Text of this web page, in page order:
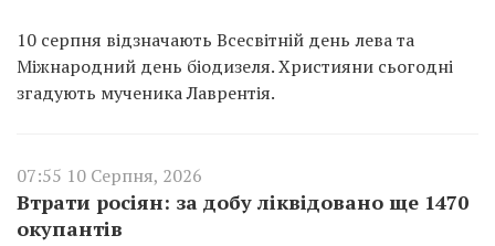
10 серпня відзначають Всесвітній день лева та
Міжнародний день біодизеля. Християни сьогодні
згадують мученика Лаврентія.
07:55 10 Серпня, 2026
Втрати росіян: за добу ліквідовано ще 1470
окупантів